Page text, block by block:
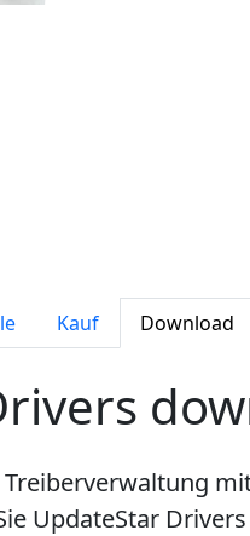
Kauf Download
UpdateStar